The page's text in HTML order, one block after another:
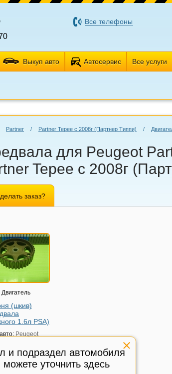
Все телефоны
Выкуп авто Автосервис Все услуги
Partner / Partner Tepee с 2008г (Партнер Типпи) /
для Peugeot
Tepee с 2008г
и подраздел автомобиля
уточнить здесь
заказ?
Двигатель
(шкив)
1.6л PSA)
Peugeot
Типпи)
Отличное,
674612